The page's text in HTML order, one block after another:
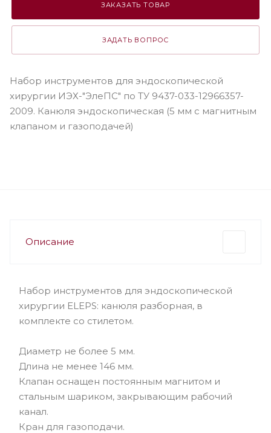
ЗАКАЗАТЬ ТОВАР
ЗАДАТЬ ВОПРОС
Набор инструментов для эндоскопической
хирургии ИЭХ-"ЭлеПС" по ТУ 9437-033-12966357-
2009. Канюля эндоскопическая (5 мм с магнитным
клапаном и газоподачей)
Описание
Набор инструментов для эндоскопической
хирургии ELEPS: канюля разборная, в
комплекте со стилетом.
Диаметр не более 5 мм.
Длина не менее 146 мм.
Клапан оснащен постоянным магнитом и
стальным шариком, закрывающим рабочий
канал.
Кран для газоподачи.